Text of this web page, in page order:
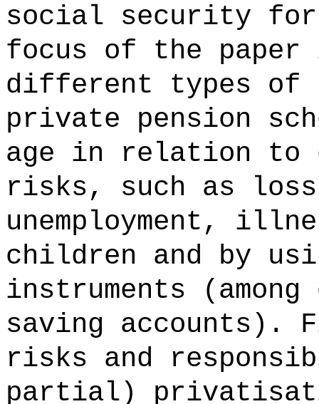
social security
focus of the
different types of
private pension
age in relation
risks, such as
unemployment,
children and by
instruments
saving
risks and
partial)